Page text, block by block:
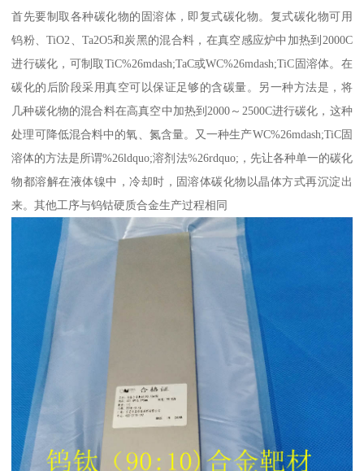
首先要制取各种碳化物的固溶体，即复式碳化物。复式碳化物可用
钨粉、TiO2、Ta2O5和炭黑的混合料，在真空感应炉中加热到2000C
进行碳化，可制取TiC%26mdash;TaC或WC%26mdash;TiC固溶体。在
碳化的后阶段采用真空可以保证足够的含碳量。另一种方法是，将
几种碳化物的混合料在高真空中加热到2000～2500C进行碳化，这种
处理可降低混合料中的氧、氮含量。又一种生产WC%26mdash;TiC固
溶体的方法是所谓%26ldquo;溶剂法%26rdquo;，先让各种单一的碳化
物都溶解在液体镍中，冷却时，固溶体碳化物以晶体方式再沉淀出
来。其他工序与钨钴硬质合金生产过程相同